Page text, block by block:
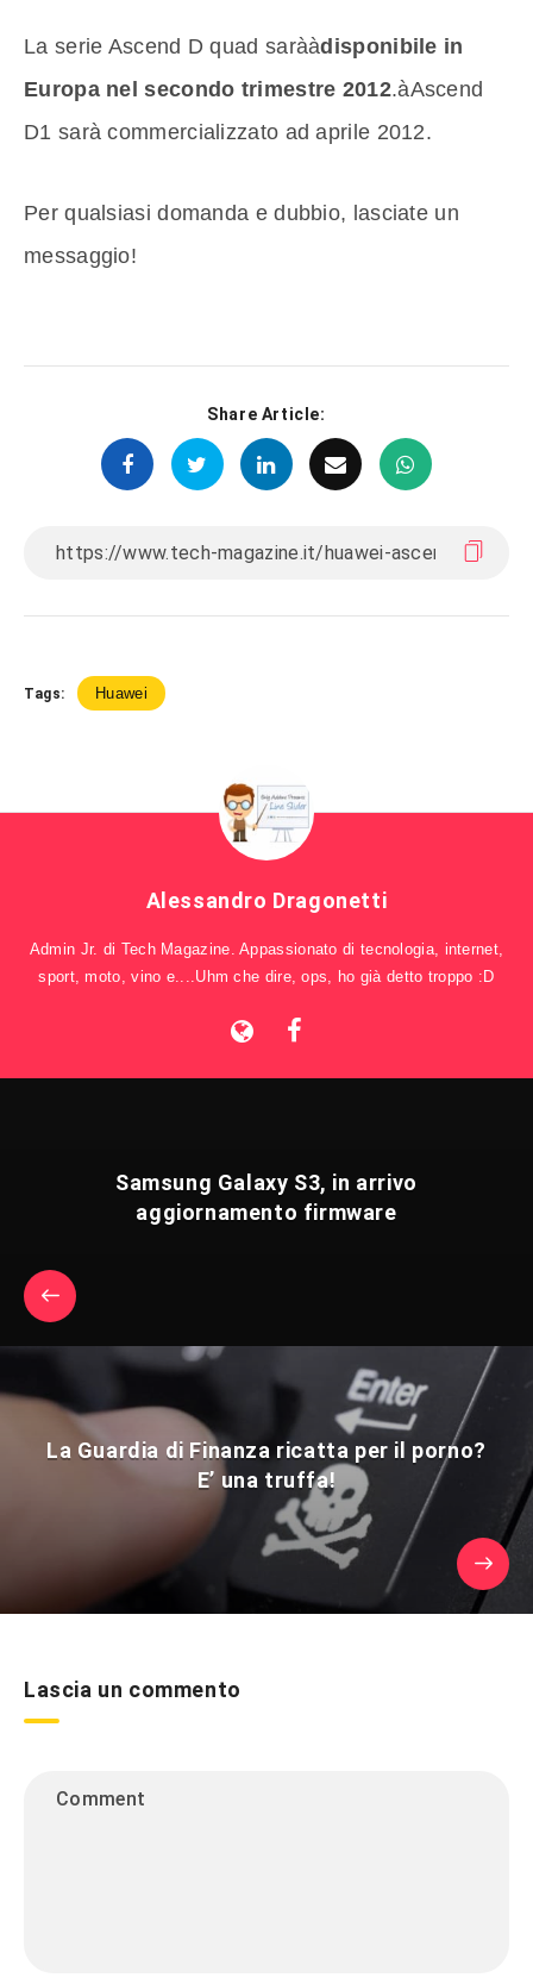
La serie Ascend D quad sarààdisponibile in
Europa nel secondo trimestre 2012.àAscend
D1 sarà commercializzato ad aprile 2012.
Per qualsiasi domanda e dubbio, lasciate un
messaggio!
Share Article:
Tags: Huawei
Alessandro Dragonetti
Admin Jr. di Tech Magazine. Appassionato di tecnologia, internet,
sport, moto, vino e....Uhm che dire, ops, ho già detto troppo :D
Samsung Galaxy S3, in arrivo
aggiornamento firmware
La Guardia di Finanza ricatta per il porno?
E’ una truffa!
Lascia un commento